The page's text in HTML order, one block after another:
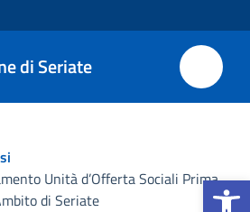
Apri la
di Seriate
Unità d’Offerta Sociali Prima
di Seriate